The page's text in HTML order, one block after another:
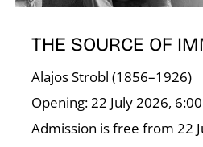
THE SOURCE OF
Alajos Strobl (1856–1926)
Opening: 22 July 2026,
Admission is free from 22